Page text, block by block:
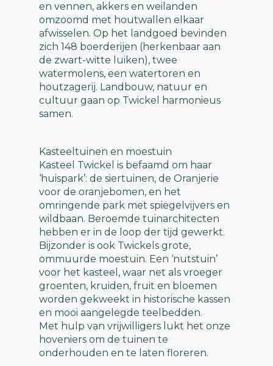
en vennen, akkers en weilanden
omzoomd met houtwallen elkaar
afwisselen. Op het landgoed bevinden
zich 148 boerderijen (herkenbaar aan
de zwart-witte luiken), twee
watermolens, een watertoren en
houtzagerij. Landbouw, natuur en
cultuur gaan op Twickel harmonieus
samen.
Kasteeltuinen en moestuin
Kasteel Twickel is befaamd om haar
‘huispark’: de siertuinen, de Oranjerie
voor de oranjebomen, en het
omringende park met spiegelvijvers en
wildbaan. Beroemde tuinarchitecten
hebben er in de loop der tijd gewerkt.
Bijzonder is ook Twickels grote,
ommuurde moestuin. Een ‘nutstuin’
voor het kasteel, waar net als vroeger
groenten, kruiden, fruit en bloemen
worden gekweekt in historische kassen
en mooi aangelegde teelbedden.
Met hulp van vrijwilligers lukt het onze
hoveniers om de tuinen te
onderhouden en te laten floreren.